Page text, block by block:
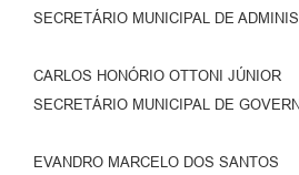
SECRETÁRIO MUNICIPAL DE
CARLOS HONÓRIO OTTONI JÚNIOR
SECRETÁRIO MUNICIPAL DE
EVANDRO MARCELO DOS SANTOS